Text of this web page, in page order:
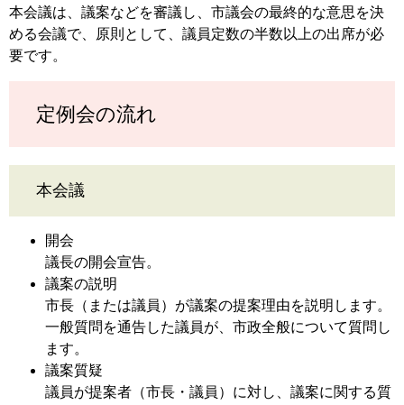
本会議は、議案などを審議し、市議会の最終的な意思を決
める会議で、原則として、議員定数の半数以上の出席が必
要です。
定例会の流れ
本会議
開会
議長の開会宣告。
議案の説明
市長（または議員）が議案の提案理由を説明します。
一般質問を通告した議員が、市政全般について質問し
ます。
議案質疑
議員が提案者（市長・議員）に対し、議案に関する質